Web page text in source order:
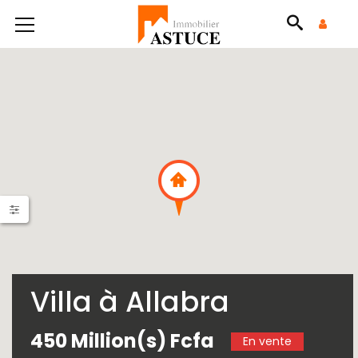
Villa à Allabra
450 Million(s) Fcfa
En vente